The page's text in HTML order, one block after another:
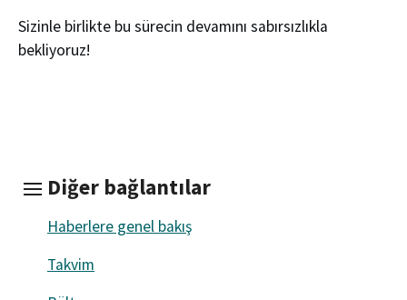
Sizinle birlikte bu sürecin devamını sabırsızlıkla
bekliyoruz!
Diğer bağlantılar
Haberlere genel bakış
Takvim